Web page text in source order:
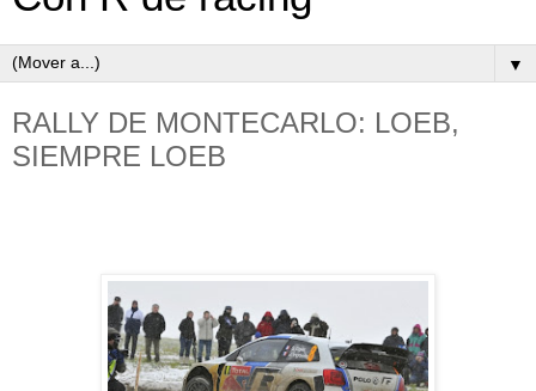
▼
RALLY DE MONTECARLO: LOEB,
SIEMPRE LOEB